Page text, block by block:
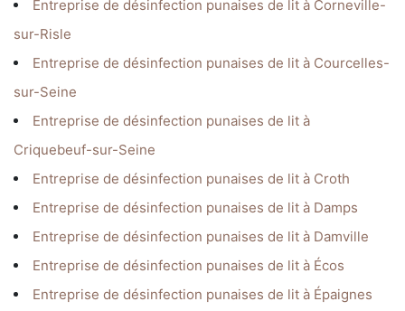
Entreprise de désinfection punaises de lit à Corneville-
sur-Risle
Entreprise de désinfection punaises de lit à Courcelles-
sur-Seine
Entreprise de désinfection punaises de lit à
Criquebeuf-sur-Seine
Entreprise de désinfection punaises de lit à Croth
Entreprise de désinfection punaises de lit à Damps
Entreprise de désinfection punaises de lit à Damville
Entreprise de désinfection punaises de lit à Écos
Entreprise de désinfection punaises de lit à Épaignes